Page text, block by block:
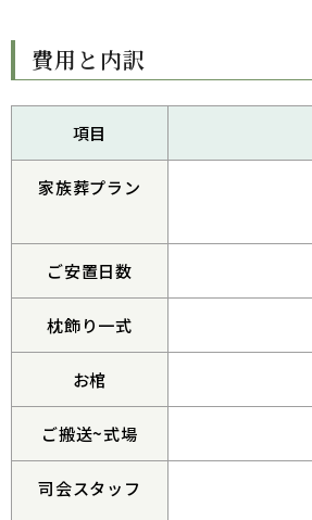
費用と内訳
項目
家族葬プラン
ご安置日数
枕飾り一式
お棺
ご搬送~式場
司会スタッフ